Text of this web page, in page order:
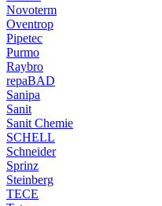
Novoterm
Oventrop
Pipetec
Purmo
Raybro
repaBAD
Sanipa
Sanit
Sanit Chemie
SCHELL
Schneider
Sprinz
Steinberg
TECE